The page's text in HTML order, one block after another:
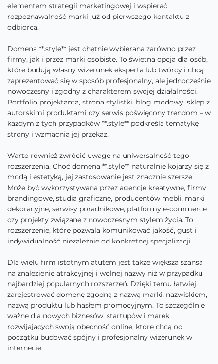
elementem strategii marketingowej i wspierać
rozpoznawalność marki już od pierwszego kontaktu z
odbiorcą.
Domena **.style** jest chętnie wybierana zarówno przez
firmy, jak i przez marki osobiste. To świetna opcja dla osób,
które budują własny wizerunek eksperta lub twórcy i chcą
zaprezentować się w sposób profesjonalny, ale jednocześnie
nowoczesny i zgodny z charakterem swojej działalności.
Portfolio projektanta, strona stylistki, blog modowy, sklep z
autorskimi produktami czy serwis poświęcony trendom – w
każdym z tych przypadków **.style** podkreśla tematykę
strony i wzmacnia jej przekaz.
Warto również zwrócić uwagę na uniwersalność tego
rozszerzenia. Choć domena **.style** naturalnie kojarzy się z
modą i estetyką, jej zastosowanie jest znacznie szersze.
Może być wykorzystywana przez agencje kreatywne, firmy
brandingowe, studia graficzne, producentów mebli, marki
dekoracyjne, serwisy poradnikowe, platformy e-commerce
czy projekty związane z nowoczesnym stylem życia. To
rozszerzenie, które pozwala komunikować jakość, gust i
indywidualność niezależnie od konkretnej specjalizacji.
Dla wielu firm istotnym atutem jest także większa szansa
na znalezienie atrakcyjnej i wolnej nazwy niż w przypadku
najbardziej popularnych rozszerzeń. Dzięki temu łatwiej
zarejestrować domenę zgodną z nazwą marki, nazwiskiem,
nazwą produktu lub hasłem promocyjnym. To szczególnie
ważne dla nowych biznesów, startupów i marek
rozwijających swoją obecność online, które chcą od
początku budować spójny i profesjonalny wizerunek w
internecie.